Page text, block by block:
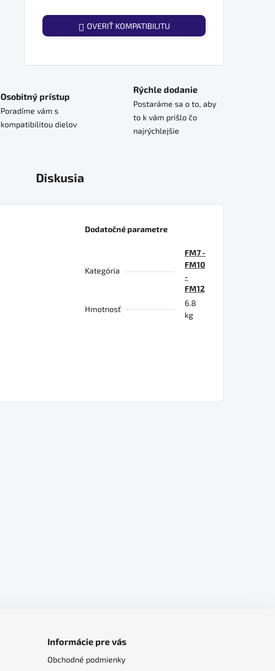
OVERIŤ KOMPATIBILITU
Osobitný prístup
Poradíme vám s
kompatibilitou dielov
Rýchle dodanie
Postaráme sa o to, aby
to k vám prišlo čo
najrýchlejšie
Diskusia
Dodatočné parametre
Kategória
FM7 -
FM10
-
FM12
Hmotnosť
6.8
kg
Informácie pre vás
Obchodné podmienky